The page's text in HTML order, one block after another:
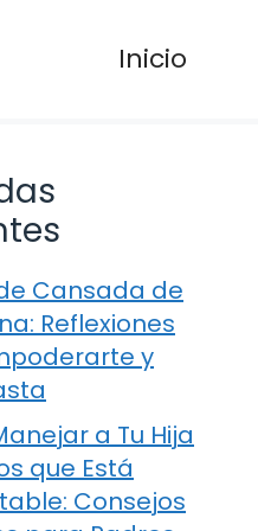
Inicio
Cansada de
Reflexiones
y
a Tu Hija
que Está
Consejos